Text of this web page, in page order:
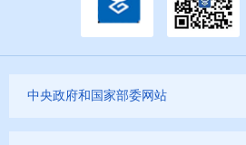
中央政府和国家部委网站